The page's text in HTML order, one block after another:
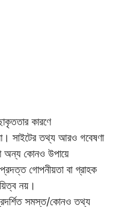
কারণে
সাইটের তথ্য আরও গবেষণা
অন্য কোনও উপায়ে
গোপনীয়তা বা গ্রাহক
নয়।
সমস্ত/কোনও তথ্য